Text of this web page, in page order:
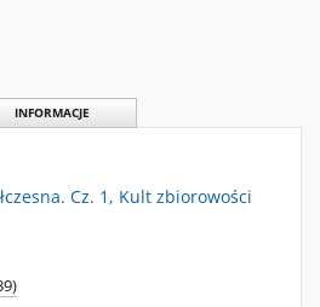
INFORMACJE
Cz. 1, Kult zbiorowości